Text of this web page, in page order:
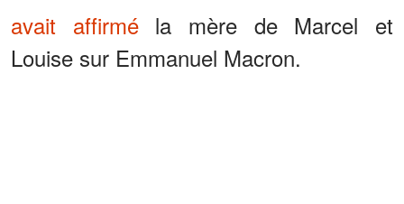
avait affirméla mère de Marcel et
Louise sur Emmanuel Macron.